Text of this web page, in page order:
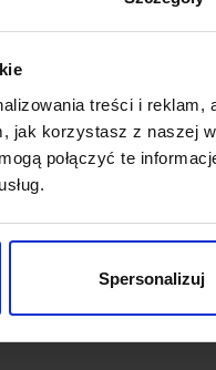
treści i reklam,
jak korzystasz z naszej
połączyć te
Spersonalizuj